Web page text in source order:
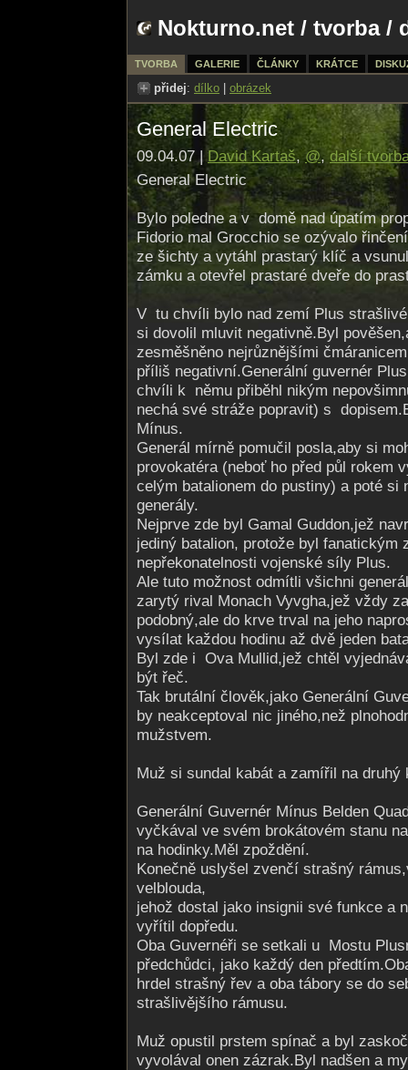
Nokturno.net / tvorba/
TVORBA GALERIE ČLÁNKY KRÁTCE
přidej: dílko obrázek
General Electric
09.04.07 | David Kartaš,@,další
General Electric
Bylo poledne a v domě nad úpatím
Fidorio mal Grocchio se ozývalo
ze šichty a vytáhl prastarý klíč a
zámku a otevřel prastaré dveře do
V tu chvíli bylo nad zemí Plus
si dovolil mluvit negativně.Byl
zesměšněno nejrůznějšími
příliš negativní.Generální guvernér
chvíli k němu přiběhl nikým
nechá své stráže popravit) s
Mínus.
Generál mírně pomučil posla,aby si
provokatéra (neboť ho před půl rokem
celým batalionem do pustiny) a poté si
generály.
Nejprve zde byl Gamal Guddon,jež
jediný batalion, protože byl fanatickým
nepřekonatelnosti vojenské síly Plus.
Ale tuto možnost odmítli všichni
zarytý rival Monach Vyvgha,jež vždy
podobný,ale do krve trval na jeho
vysílat každou hodinu až dvě jeden
Byl zde i Ova Mullid,jež chtěl
být řeč.
Tak brutální člověk,jako Generální
by neakceptoval nic jiného,než
mužstvem.
Muž si sundal kabát a zamířil na druhý
Generální Guvernér Mínus Belden
vyčkával ve svém brokátovém stanu
na hodinky.Měl zpoždění.
Konečně uslyšel zvenčí strašný
velblouda,
jehož dostal jako insignii své funkce a
vyřítil dopředu.
Oba Guvernéři se setkali u Mostu
předchůdci, jako každý den
hrdel strašný řev a oba tábory se do
strašlivějšího rámusu.
Muž opustil prstem spínač a byl
vyvolával onen zázrak.Byl nadšen a